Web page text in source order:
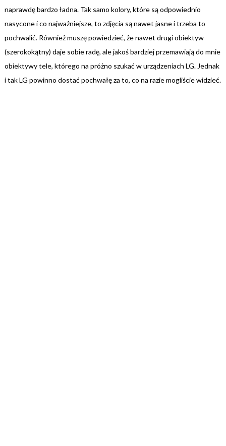
naprawdę bardzo ładna. Tak samo kolory, które są odpowiednio
nasycone i co najważniejsze, to zdjęcia są nawet jasne i trzeba to
pochwalić. Również muszę powiedzieć, że nawet drugi obiektyw
(szerokokątny) daje sobie radę, ale jakoś bardziej przemawiają do mnie
obiektywy tele, którego na próżno szukać w urządzeniach LG. Jednak
i tak LG powinno dostać pochwałę za to, co na razie mogliście widzieć.